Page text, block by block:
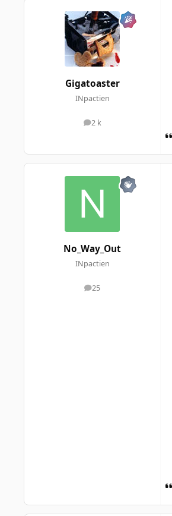
Gigatoaster
INpactien
2 k
messages
No_Way_Out
INpactien
25
messages